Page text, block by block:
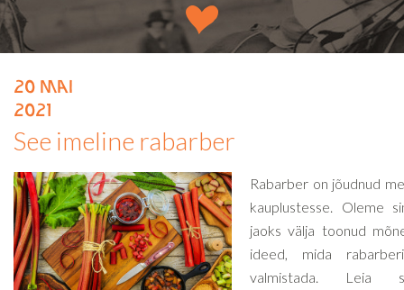
20 mai
2021
See imeline rabarber
Rabarber on jõudnud
kauplustesse. Oleme
jaoks välja toonud
ideed, mida
valmistada. Leia